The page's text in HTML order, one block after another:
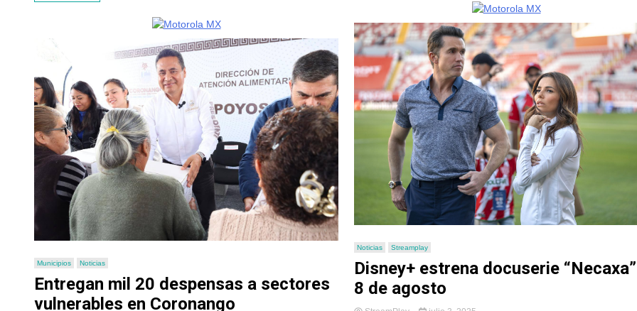
Municipios Noticias
Entregan mil 20 despensas a sectores
vulnerables en Coronango
Noticias Streamplay
Disney+ estrena docuserie
8 de agosto